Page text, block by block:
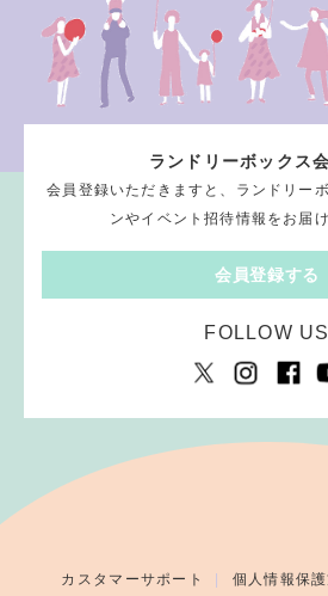
ランドリーボックス
会員登録いただきますと、ランドリー
ンやイベント招待情報をお届
会員登録する
FOLLOW US
カスタマーサポート 個人情報保